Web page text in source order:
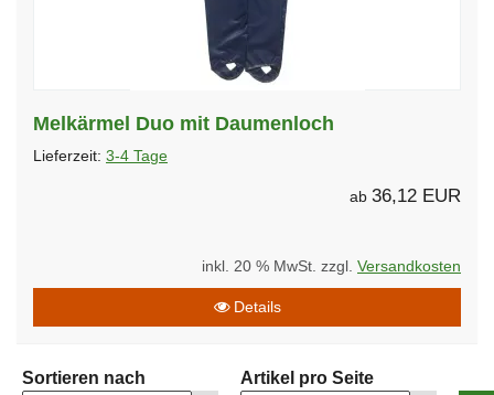
Melkärmel Duo mit Daumenloch
Lieferzeit: 3-4 Tage
ab 36,12 EUR
inkl. 20 % MwSt. zzgl. Versandkosten
Details
Sortieren nach Artikel pro Seite